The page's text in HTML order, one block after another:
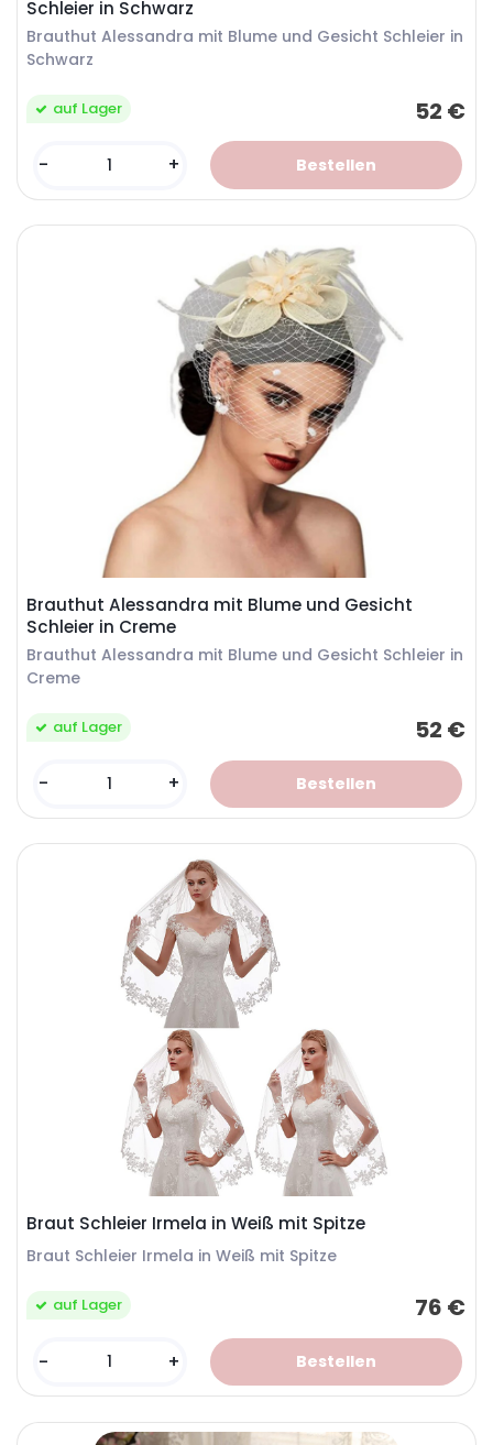
Schleier in Schwarz
Brauthut Alessandra mit Blume und Gesicht Schleier in
Schwarz
52 €
auf Lager
- +
Brauthut Alessandra mit Blume und Gesicht
Schleier in Creme
Brauthut Alessandra mit Blume und Gesicht Schleier in
Creme
52 €
auf Lager
- +
Braut Schleier Irmela in Weiß mit Spitze
Braut Schleier Irmela in Weiß mit Spitze
76 €
auf Lager
- +